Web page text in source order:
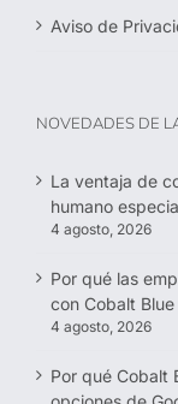
Aviso de
NOVEDADES DE
La ventaja de
humano
4 agosto, 2026
Por qué las
con Cobalt Blue
4 agosto, 2026
Por qué Cobalt